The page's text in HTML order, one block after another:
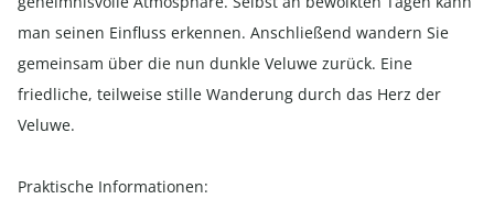
man seinen Einfluss erkennen. Anschließend wandern Sie
gemeinsam über die nun dunkle Veluwe zurück. Eine
friedliche, teilweise stille Wanderung durch das Herz der
Veluwe.
Praktische Informationen: